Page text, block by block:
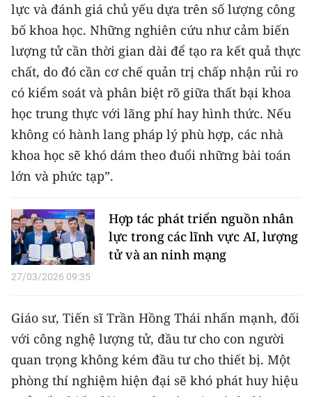
MUA BÁO
ĐỌC BÁO IN
ENGLISH
中文
FRANÇAIS
ESPAÑOL
한국어
lực và đánh giá chủ yếu dựa trên số lượng công
bố khoa học. Những nghiên cứu như cảm biến
lượng tử cần thời gian dài để tạo ra kết quả thực
chất, do đó cần cơ chế quản trị chấp nhận rủi ro
có kiểm soát và phân biệt rõ giữa thất bại khoa
học trung thực với lãng phí hay hình thức. Nếu
không có hành lang pháp lý phù hợp, các nhà
khoa học sẽ khó dám theo đuổi những bài toán
lớn và phức tạp”.
Hợp tác phát triển nguồn nhân
lực trong các lĩnh vực AI, lượng
tử và an ninh mạng
27/03/2026 09:35
Giáo sư, Tiến sĩ Trần Hồng Thái nhấn mạnh, đối
với công nghệ lượng tử, đầu tư cho con người
quan trọng không kém đầu tư cho thiết bị. Một
phòng thí nghiệm hiện đại sẽ khó phát huy hiệu